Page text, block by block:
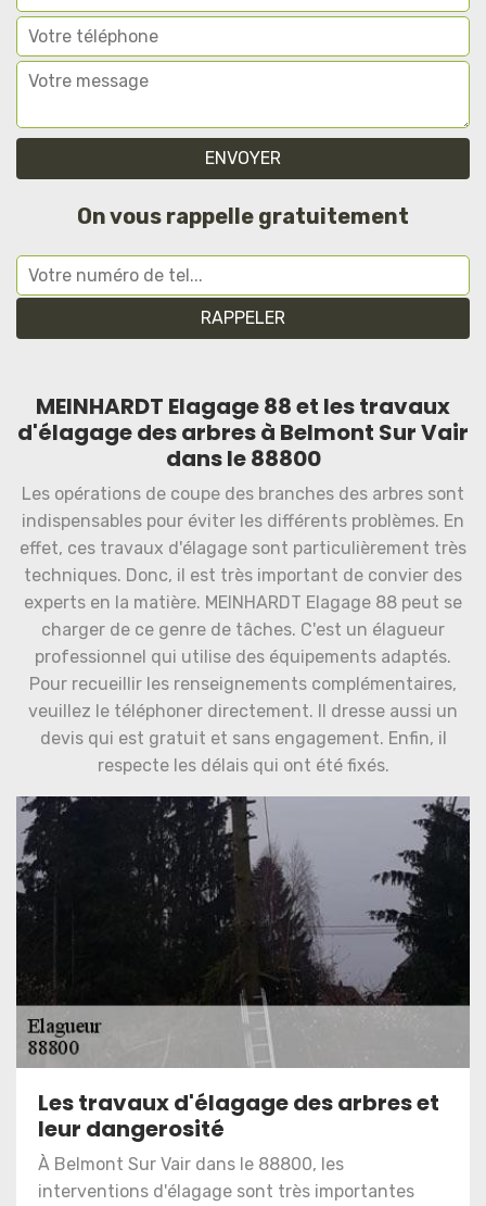
On vous rappelle gratuitement
MEINHARDT Elagage 88 et les travaux
d'élagage des arbres à Belmont Sur Vair
dans le 88800
Les opérations de coupe des branches des arbres sont
indispensables pour éviter les différents problèmes. En
effet, ces travaux d'élagage sont particulièrement très
techniques. Donc, il est très important de convier des
experts en la matière. MEINHARDT Elagage 88 peut se
charger de ce genre de tâches. C'est un élagueur
professionnel qui utilise des équipements adaptés.
Pour recueillir les renseignements complémentaires,
veuillez le téléphoner directement. Il dresse aussi un
devis qui est gratuit et sans engagement. Enfin, il
respecte les délais qui ont été fixés.
Les travaux d'élagage des arbres et
leur dangerosité
À Belmont Sur Vair dans le 88800, les
interventions d'élagage sont très importantes